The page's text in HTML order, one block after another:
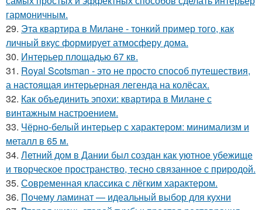
гармоничным.
29. Эта квартира в Милане - тонкий пример того, как
личный вкус формирует атмосферу дома.
30. Интерьер площадью 67 кв.
31. Royal Scotsman - это не просто способ путешествия,
а настоящая интерьерная легенда на колёсах.
32. Как объединить эпохи: квартира в Милане с
винтажным настроением.
33. Чёрно-белый интерьер с характером: минимализм и
металл в 65 м.
34. Летний дом в Дании был создан как уютное убежище
и творческое пространство, тесно связанное с природой.
35. Современная классика с лёгким характером.
36. Почему ламинат — идеальный выбор для кухни